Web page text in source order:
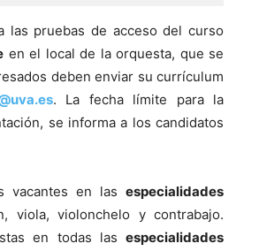
las pruebas de acceso del curso
en el local de la orquesta, que se
deben enviar su currículum
. La fecha límite para la
se informa a los candidatos
vacantes en las especialidades
viola, violonchelo y contrabajo.
en todas las especialidades